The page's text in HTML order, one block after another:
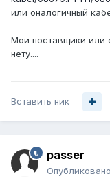
или оналогичный
Мои поставщики или
нету....
Вставить ник
passer
Опубликовано